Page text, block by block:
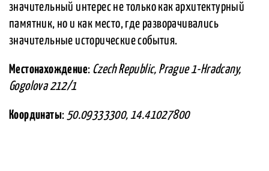
значительный интерес не только как архитектурный
памятник, но и как место, где разворачивались
значительные исторические события.
Местонахождение: Czech Republic, Prague 1-Hradcany,
Gogolova 212/1
Координаты: 50.09333300, 14.41027800